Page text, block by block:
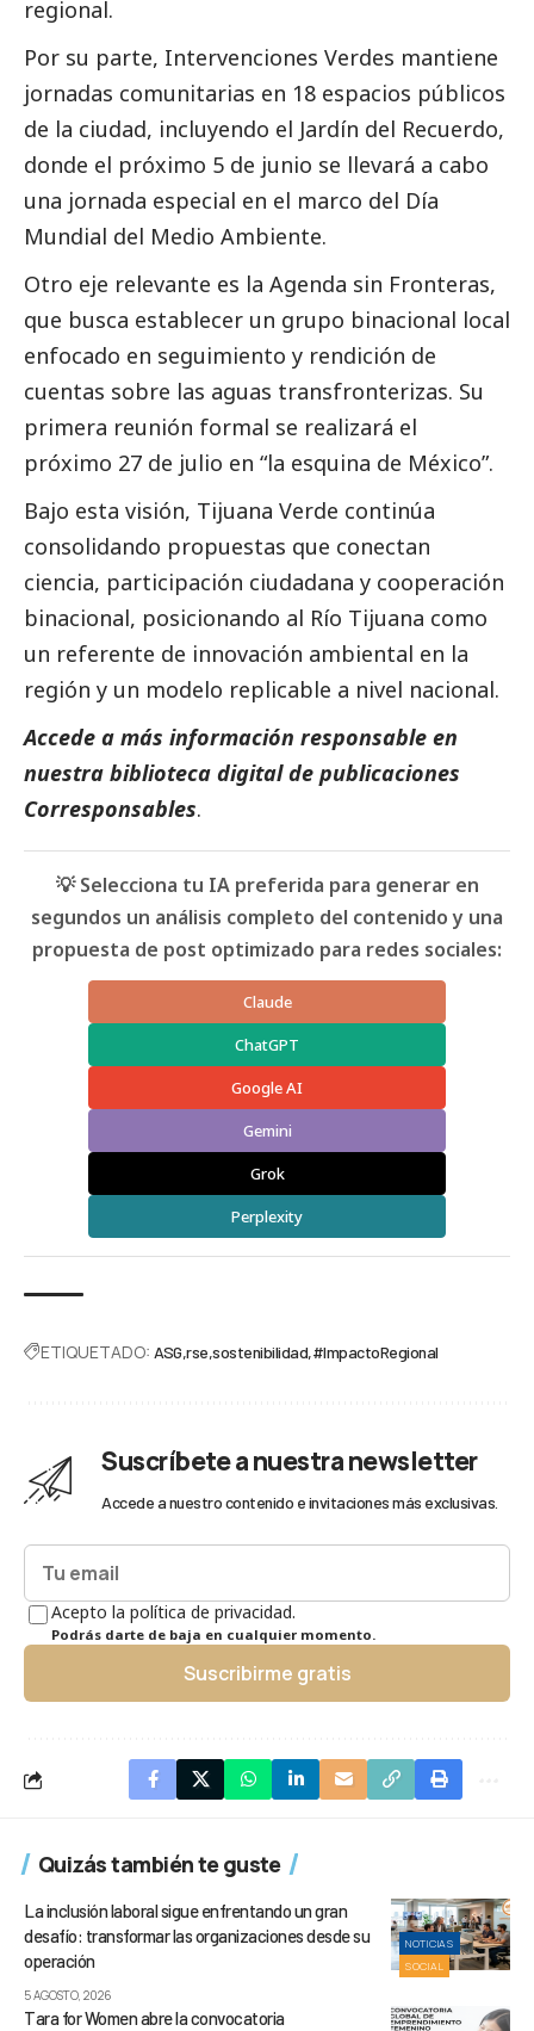
regional.
Por su parte, Intervenciones Verdes mantiene
jornadas comunitarias en 18 espacios públicos
de la ciudad, incluyendo el Jardín del Recuerdo,
donde el próximo 5 de junio se llevará a cabo
una jornada especial en el marco del Día
Mundial del Medio Ambiente.
Otro eje relevante es la Agenda sin Fronteras,
que busca establecer un grupo binacional local
enfocado en seguimiento y rendición de
cuentas sobre las aguas transfronterizas. Su
primera reunión formal se realizará el
próximo 27 de julio en “la esquina de México”.
Bajo esta visión, Tijuana Verde continúa
consolidando propuestas que conectan
ciencia, participación ciudadana y cooperación
binacional, posicionando al Río Tijuana como
un referente de innovación ambiental en la
región y un modelo replicable a nivel nacional.
Accede a más información responsable en
nuestra biblioteca digital de publicaciones
Corresponsables.
💡 Selecciona tu IA preferida para generar en
segundos un análisis completo del contenido y una
propuesta de post optimizado para redes sociales:
Claude
ChatGPT
Google AI
Gemini
Grok
Perplexity
ETIQUETADO: ASG rse sostenibilidad #ImpactoRegional
Suscríbete a nuestra newsletter
Accede a nuestro contenido e invitaciones más exclusivas.
Acepto la política de privacidad.
Podrás darte de baja en cualquier momento.
Suscribirme gratis
Quizás también te guste
NOTICIAS
SOCIAL
La inclusión laboral sigue enfrentando un gran
desafío: transformar las organizaciones desde su
operación
5 AGOSTO, 2026
Tara for Women abre la convocatoria